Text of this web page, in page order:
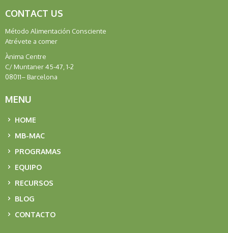
CONTACT US
Método Alimentación Consciente
Atrévete a comer
Ànima Centre
C/ Muntaner 45-47, 1-2
08011– Barcelona
MENU
HOME
MB-MAC
PROGRAMAS
EQUIPO
RECURSOS
BLOG
CONTACTO